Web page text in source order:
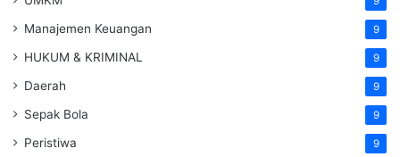
Manajemen Keuangan 9
HUKUM & KRIMINAL 9
Daerah 9
Sepak Bola 9
Peristiwa 9